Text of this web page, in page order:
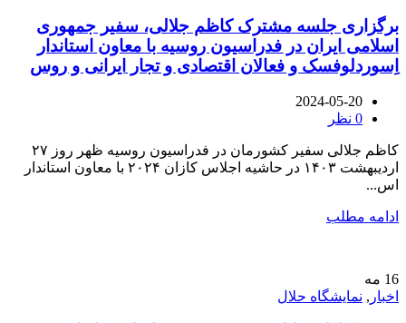
برگزاری جلسه مشترک کاظم جلالی، سفیر جمهوری
اسلامی ایران در فدراسیون روسیه با معاون استاندار
اِسوردلوفسک و فعالان اقتصادی و تجار ایرانی و روس
2024-05-20
0 نظر
کاظم جلالی سفیر کشورمان در فدراسیون روسیه ظهر روز ۲۷
ارديبهشت ۱۴۰۳ در حاشیه اجلاس کازان ۲۰۲۴ با معاون استاندار
اس...
ادامه مطلب
16 مه
اخبار , نمایشگاه حلال